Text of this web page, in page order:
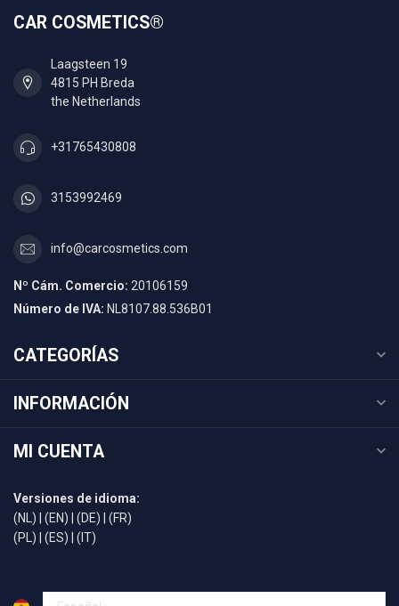
CAR COSMETICS®
Laagsteen 19
4815 PH Breda
the Netherlands
+31765430808
3153992469
info@carcosmetics.com
Nº Cám. Comercio: 20106159
Número de IVA: NL8107.88.536B01
CATEGORÍAS
INFORMACIÓN
MI CUENTA
Versiones de idioma:
(NL) | (EN) | (DE) | (FR)
(PL) | (ES) | (IT)